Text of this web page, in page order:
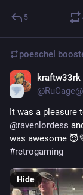
5
poeschel
kraftw33rk
It was a pleasure
@ravenlordess
was awesome
#retrogaming
Hide